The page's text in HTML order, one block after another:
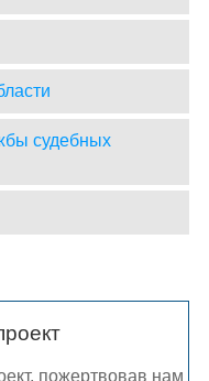
судебных
пожертвовав нам